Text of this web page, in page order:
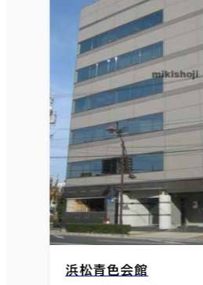
浜松青色会館